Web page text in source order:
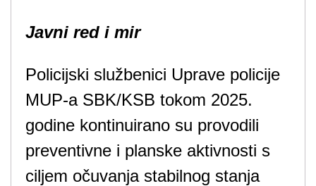
Javni red i mir
Policijski službenici Uprave policije
MUP-a SBK/KSB tokom 2025.
godine kontinuirano su provodili
preventivne i planske aktivnosti s
ciljem očuvanja stabilnog stanja